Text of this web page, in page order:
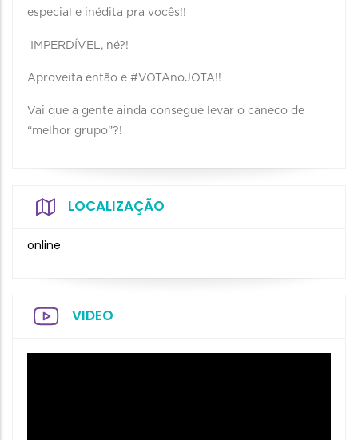
especial e inédita pra vocês!!
IMPERDÍVEL, né?!
Aproveita então e #VOTAnoJOTA!!
Vai que a gente ainda consegue levar o caneco de
“melhor grupo”?!
LOCALIZAÇÃO
online
VIDEO